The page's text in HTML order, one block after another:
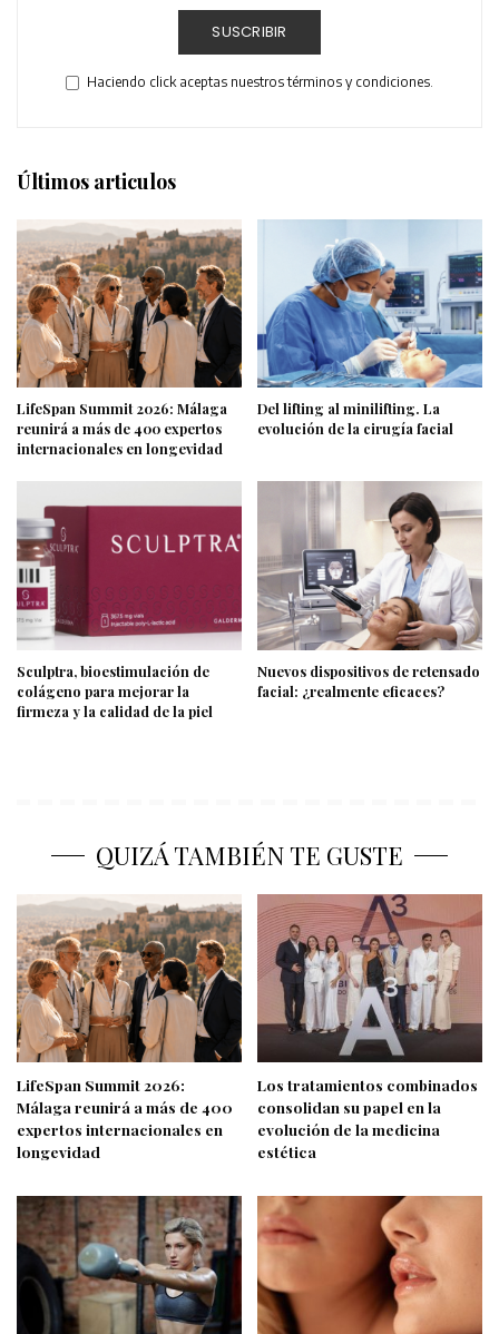
SUSCRIBIR
Haciendo click aceptas nuestros términos y condiciones.
Últimos articulos
LifeSpan Summit 2026: Málaga
reunirá a más de 400 expertos
internacionales en longevidad
Del lifting al minilifting. La
evolución de la cirugía facial
Sculptra, bioestimulación de
colágeno para mejorar la
firmeza y la calidad de la piel
Nuevos dispositivos de retensado
facial: ¿realmente eficaces?
QUIZÁ TAMBIÉN TE GUSTE
LifeSpan Summit 2026:
Málaga reunirá a más de 400
expertos internacionales en
longevidad
Los tratamientos combinados
consolidan su papel en la
evolución de la medicina
estética